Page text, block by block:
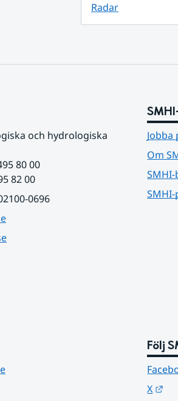
Radar
och hydrologiska
80 00
82 00
0696
Jobba
Om
Följ
X